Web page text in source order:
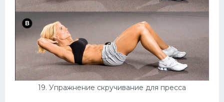
19. Упражнение скручивание для пресса